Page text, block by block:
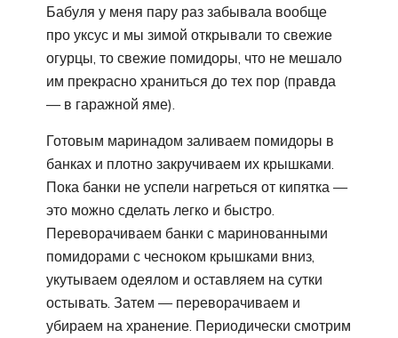
Бабуля у меня пару раз забывала вообще
про уксус и мы зимой открывали то свежие
огурцы, то свежие помидоры, что не мешало
им прекрасно храниться до тех пор (правда
— в гаражной яме).
Готовым маринадом заливаем помидоры в
банках и плотно закручиваем их крышками.
Пока банки не успели нагреться от кипятка —
это можно сделать легко и быстро.
Переворачиваем банки с маринованными
помидорами с чесноком крышками вниз,
укутываем одеялом и оставляем на сутки
остывать. Затем — переворачиваем и
убираем на хранение. Периодически смотрим